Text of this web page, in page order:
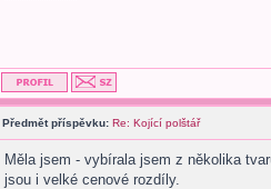
Předmět příspěvku: Re: Kojící polštář
Měla jsem - vybírala jsem z několika
jsou i velké cenové rozdíly.